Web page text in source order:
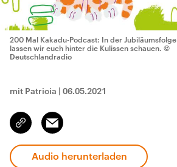
200 Mal Kakadu-Podcast: In der Jubiläumsfolge
lassen wir euch hinter die Kulissen schauen. ©
Deutschlandradio
mit Patricia | 06.05.2021
Link
kopieren/teilen
Email
Audio herunterladen